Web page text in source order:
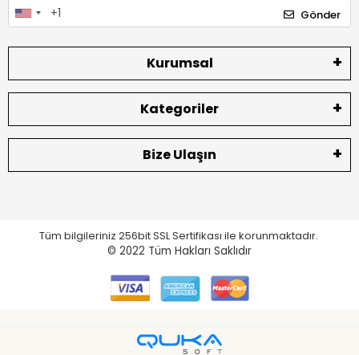
Gönder
Kurumsal
Kategoriler
Bize Ulaşın
Tüm bilgileriniz 256bit SSL Sertifikası ile korunmaktadır.
© 2022 Tüm Hakları Saklıdır